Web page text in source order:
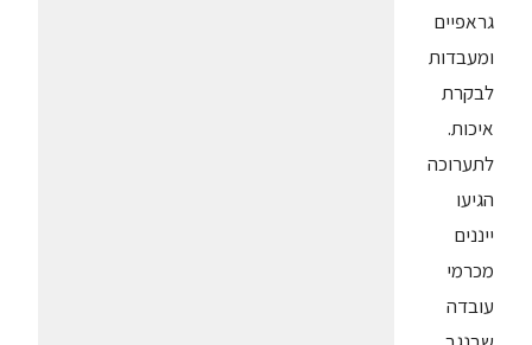
גראפיים
ומעבדות
לבקרת
איכות.
לתערוכה
הגיעו
ייננים
מכרמי
עובדה